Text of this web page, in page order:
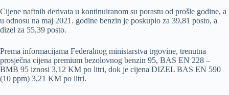
Cijene naftnih derivata u kontinuiranom su porastu od prošle godine, a
u odnosu na maj 2021. godine benzin je poskupio za 39,81 posto, a
dizel za 55,39 posto.
Prema informacijama Federalnog ministarstva trgovine, trenutna
prosječna cijena premium bezolovnog benzin 95, BAS EN 228 –
BMB 95 iznosi 3,12 KM po litri, dok je cijena DIZEL BAS EN 590
(10 ppm) 3,21 KM po litri.